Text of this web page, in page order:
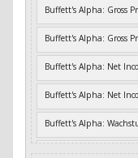
Buffett's Alpha: Gross
Buffett's Alpha: Gross
Buffett's Alpha: Net
Buffett's Alpha: Net
Buffett's Alpha:
Buffett's Alpha: